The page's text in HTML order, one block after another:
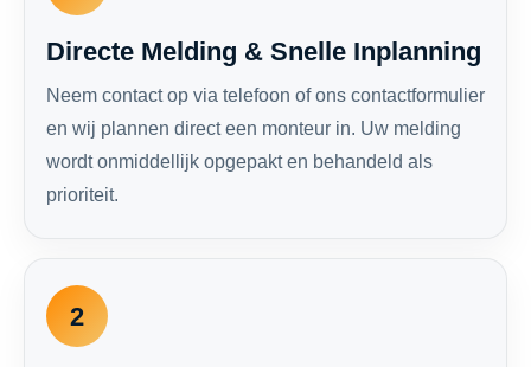
Directe Melding & Snelle Inplanning
Neem contact op via telefoon of ons contactformulier
en wij plannen direct een monteur in. Uw melding
wordt onmiddellijk opgepakt en behandeld als
prioriteit.
2